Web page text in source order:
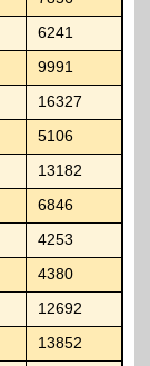
6241
9991
16327
5106
13182
6846
4253
4380
12692
13852